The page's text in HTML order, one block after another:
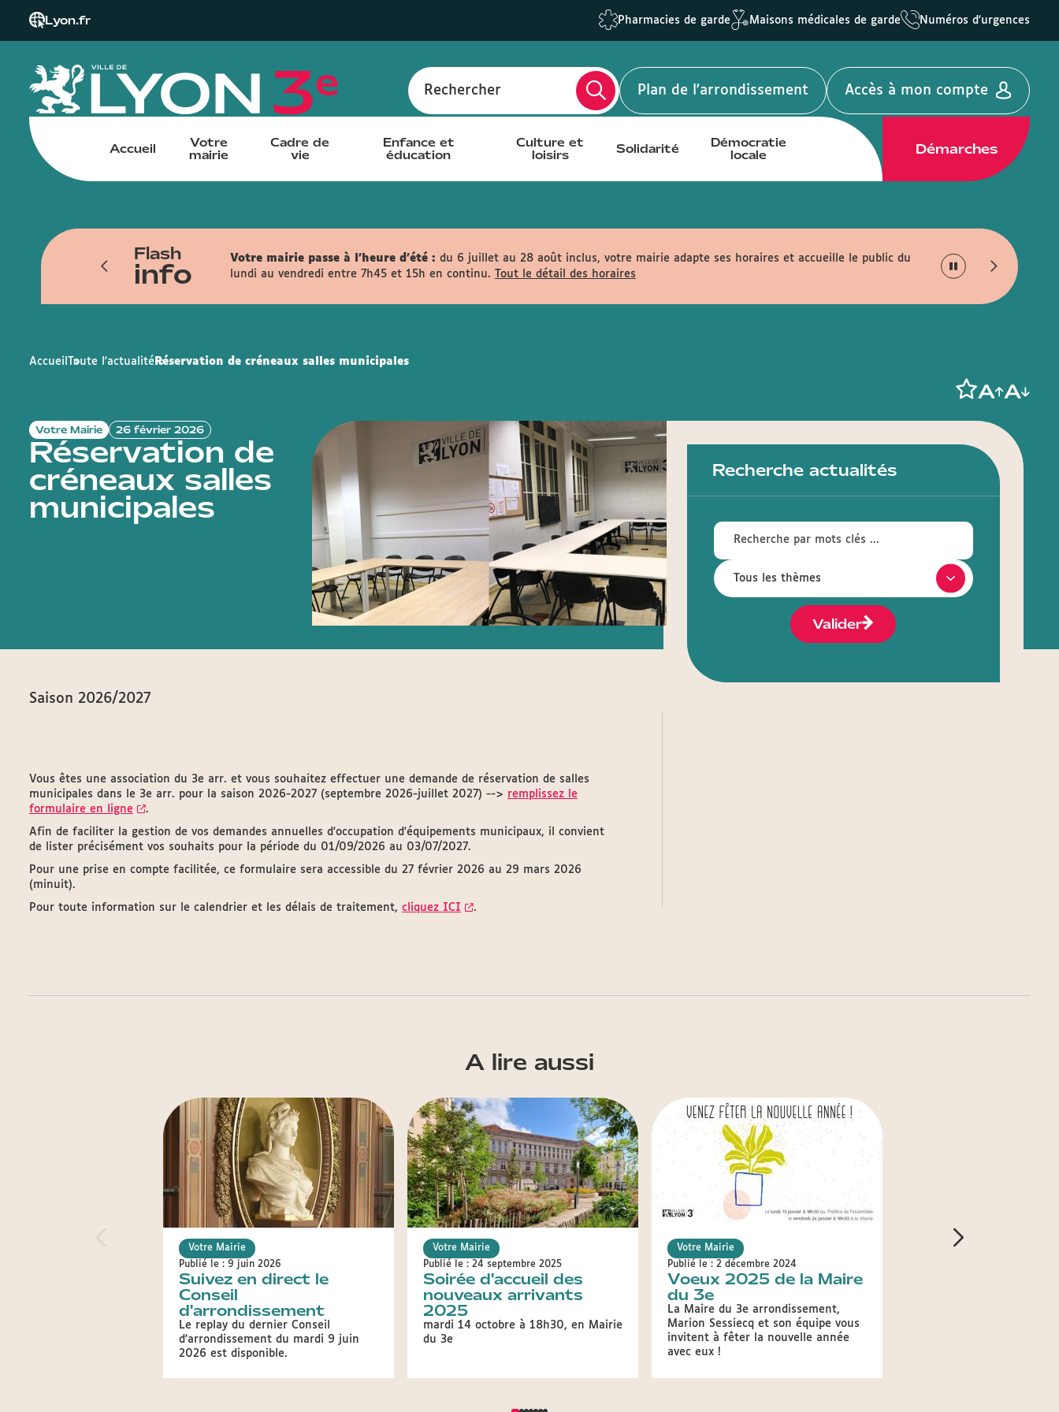
Lyon.fr Pharmacies de garde Maisons médicales de garde Numéros d'urgences
Rechercher Plan de l'arrondissement Accès à mon compte
Accueil
Votre
mairie
Cadre de
vie
Enfance et
éducation
Culture et
loisirs
Solidarité
Démocratie
locale
Démarches
Flash
info
du 6 juillet au 13 novembre. Les
la rue de la Part-Dieu, la rue
Votre mairie passe à l'heure d'été : du 6 juillet au 28 août inclus, votre mairie adapte ses horaires et accueille le public du
lundi au vendredi entre 7h45 et 15h en continu. Tout le détail des horaires
Accueil Toute l'actualité Réservation de créneaux salles municipales
Votre Mairie 26 février 2026
Réservation de
créneaux salles
municipales
Saison 2026/2027
Vous êtes une association du 3e arr. et vous souhaitez effectuer une demande de réservation de salles
municipales dans le 3e arr. pour la saison 2026-2027 (septembre 2026-juillet 2027) --> remplissez le
formulaire en ligne
.
Afin de faciliter la gestion de vos demandes annuelles d'occupation d'équipements municipaux, il convient
de lister précisément vos souhaits pour la période du 01/09/2026 au 03/07/2027.
Pour une prise en compte facilitée, ce formulaire sera accessible du 27 février 2026 au 29 mars 2026
(minuit).
Pour toute information sur le calendrier et les délais de traitement, cliquez ICI .
Recherche actualités
Valider
A lire aussi
Votre Mairie
Publié le : 9 juin 2026
Suivez en direct le
Conseil
d'arrondissement
Le replay du dernier Conseil
d'arrondissement du mardi 9 juin
2026 est disponible.
Votre Mairie
Publié le : 24 septembre 2025
Soirée d'accueil des
nouveaux arrivants
2025
mardi 14 octobre à 18h30, en Mairie
du 3e
Votre Mairie
Publié le : 2 décembre 2024
Voeux 2025 de la Maire
du 3e
La Maire du 3e arrondissement,
Marion Sessiecq et son équipe vous
invitent à fêter la nouvelle année
avec eux !
Votre Mairie